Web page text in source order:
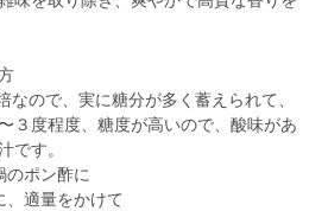
なので、実に糖分が多く蓄えられて、
３度程度、糖度が高いので、酸味があ
です。
のポン酢に
、適量をかけて